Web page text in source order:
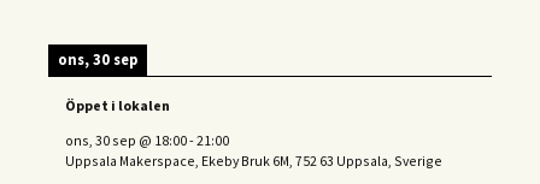
ons, 30 sep
Öppet i lokalen
ons, 30 sep @ 18:00-21:00
Uppsala Makerspace, Ekeby Bruk 6M, 752 63 Uppsala, Sverige